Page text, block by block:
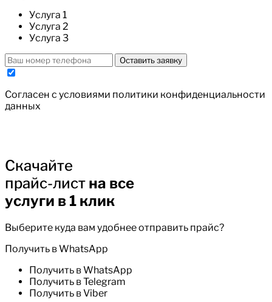
Услуга 1
Услуга 2
Услуга 3
Оставить заявку
Cогласен с условиями политики конфиденциальности
данных
Скачайте
прайс-лист на все
услуги в 1 клик
Выберите куда вам удобнее отправить прайс?
Получить в WhatsApp
Получить в WhatsApp
Получить в Telegram
Получить в Viber